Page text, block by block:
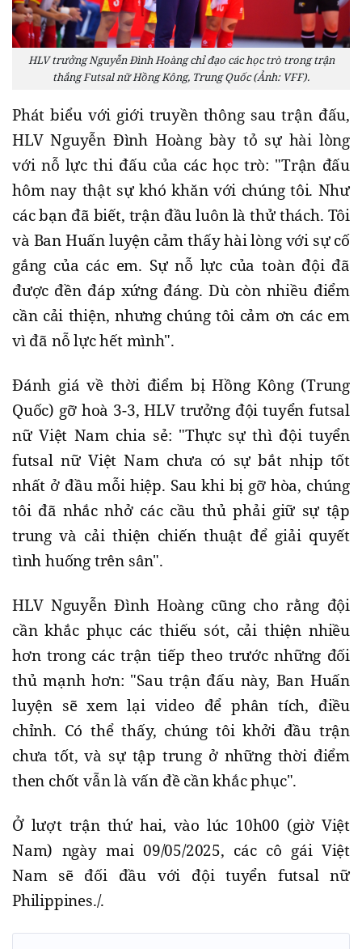
HLV trưởng Nguyễn Đình Hoàng chỉ đạo các học trò trong trận
thắng Futsal nữ Hồng Kông, Trung Quốc (Ảnh: VFF).
Phát biểu với giới truyền thông sau trận đấu,
HLV Nguyễn Đình Hoàng bày tỏ sự hài lòng
với nỗ lực thi đấu của các học trò: "Trận đấu
hôm nay thật sự khó khăn với chúng tôi. Như
các bạn đã biết, trận đầu luôn là thử thách. Tôi
và Ban Huấn luyện cảm thấy hài lòng với sự cố
gắng của các em. Sự nỗ lực của toàn đội đã
được đền đáp xứng đáng. Dù còn nhiều điểm
cần cải thiện, nhưng chúng tôi cảm ơn các em
vì đã nỗ lực hết mình".
Đánh giá về thời điểm bị Hồng Kông (Trung
Quốc) gỡ hoà 3-3, HLV trưởng đội tuyển futsal
nữ Việt Nam chia sẻ: "Thực sự thì đội tuyển
futsal nữ Việt Nam chưa có sự bắt nhịp tốt
nhất ở đầu mỗi hiệp. Sau khi bị gỡ hòa, chúng
tôi đã nhắc nhở các cầu thủ phải giữ sự tập
trung và cải thiện chiến thuật để giải quyết
tình huống trên sân".
HLV Nguyễn Đình Hoàng cũng cho rằng đội
cần khắc phục các thiếu sót, cải thiện nhiều
hơn trong các trận tiếp theo trước những đối
thủ mạnh hơn: "Sau trận đấu này, Ban Huấn
luyện sẽ xem lại video để phân tích, điều
chỉnh. Có thể thấy, chúng tôi khởi đầu trận
chưa tốt, và sự tập trung ở những thời điểm
then chốt vẫn là vấn đề cần khắc phục".
Ở lượt trận thứ hai, vào lúc 10h00 (giờ Việt
Nam) ngày mai 09/05/2025, các cô gái Việt
Nam sẽ đối đầu với đội tuyển futsal nữ
Philippines./.